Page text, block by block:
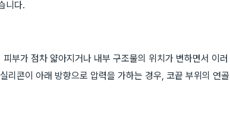
니다.
부가 점차 얇아지거나 내부 구조물의 위치가 변하면서 이러
리콘이 아래 방향으로 압력을 가하는 경우, 코끝 부위의 연골